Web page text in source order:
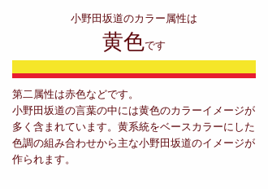
小野田坂道のカラー属性は
黄色です
第二属性は赤色などです。
小野田坂道の言葉の中には黄色のカラーイメージが
多く含まれています。黄系統をベースカラーにした
色調の組み合わせから主な小野田坂道のイメージが
作られます。